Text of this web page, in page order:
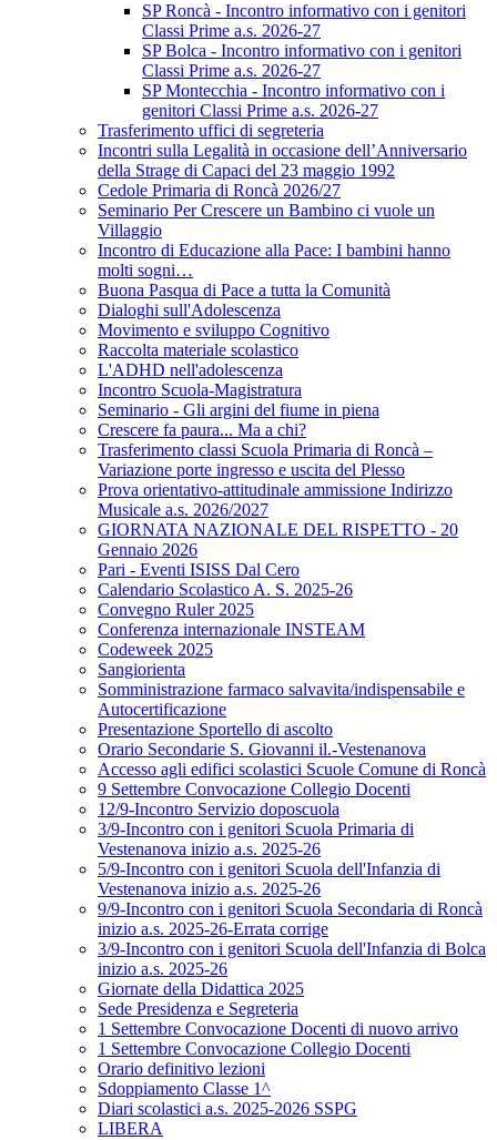
SP Roncà - Incontro informativo con i genitori
Classi Prime a.s. 2026-27
SP Bolca - Incontro informativo con i genitori
Classi Prime a.s. 2026-27
SP Montecchia - Incontro informativo con i
genitori Classi Prime a.s. 2026-27
Trasferimento uffici di segreteria
Incontri sulla Legalità in occasione dell’Anniversario
della Strage di Capaci del 23 maggio 1992
Cedole Primaria di Roncà 2026/27
Seminario Per Crescere un Bambino ci vuole un
Villaggio
Incontro di Educazione alla Pace: I bambini hanno
molti sogni…
Buona Pasqua di Pace a tutta la Comunità
Dialoghi sull'Adolescenza
Movimento e sviluppo Cognitivo
Raccolta materiale scolastico
L'ADHD nell'adolescenza
Incontro Scuola-Magistratura
Seminario - Gli argini del fiume in piena
Crescere fa paura... Ma a chi?
Trasferimento classi Scuola Primaria di Roncà –
Variazione porte ingresso e uscita del Plesso
Prova orientativo-attitudinale ammissione Indirizzo
Musicale a.s. 2026/2027
GIORNATA NAZIONALE DEL RISPETTO - 20
Gennaio 2026
Pari - Eventi ISISS Dal Cero
Calendario Scolastico A. S. 2025-26
Convegno Ruler 2025
Conferenza internazionale INSTEAM
Codeweek 2025
Sangiorienta
Somministrazione farmaco salvavita/indispensabile e
Autocertificazione
Presentazione Sportello di ascolto
Orario Secondarie S. Giovanni il.-Vestenanova
Accesso agli edifici scolastici Scuole Comune di Roncà
9 Settembre Convocazione Collegio Docenti
12/9-Incontro Servizio doposcuola
3/9-Incontro con i genitori Scuola Primaria di
Vestenanova inizio a.s. 2025-26
5/9-Incontro con i genitori Scuola dell'Infanzia di
Vestenanova inizio a.s. 2025-26
9/9-Incontro con i genitori Scuola Secondaria di Roncà
inizio a.s. 2025-26-Errata corrige
3/9-Incontro con i genitori Scuola dell'Infanzia di Bolca
inizio a.s. 2025-26
Giornate della Didattica 2025
Sede Presidenza e Segreteria
1 Settembre Convocazione Docenti di nuovo arrivo
1 Settembre Convocazione Collegio Docenti
Orario definitivo lezioni
Sdoppiamento Classe 1^
Diari scolastici a.s. 2025-2026 SSPG
LIBERA